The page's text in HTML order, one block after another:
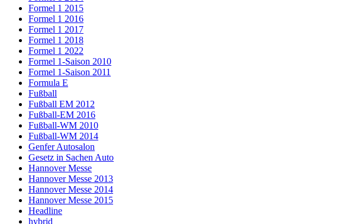
Formel 1 2015
Formel 1 2016
Formel 1 2017
Formel 1 2018
Formel 1 2022
Formel 1-Saison 2010
Formel 1-Saison 2011
Formula E
Fußball
Fußball EM 2012
Fußball-EM 2016
Fußball-WM 2010
Fußball-WM 2014
Genfer Autosalon
Gesetz in Sachen Auto
Hannover Messe
Hannover Messe 2013
Hannover Messe 2014
Hannover Messe 2015
Headline
hybrid